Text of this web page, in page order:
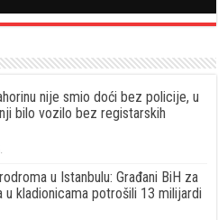
nije smio doći bez policije, u
bilo vozilo bez registarskih
u Istanbulu: Građani BiH za
u kladionicama potrošili 13 milijardi